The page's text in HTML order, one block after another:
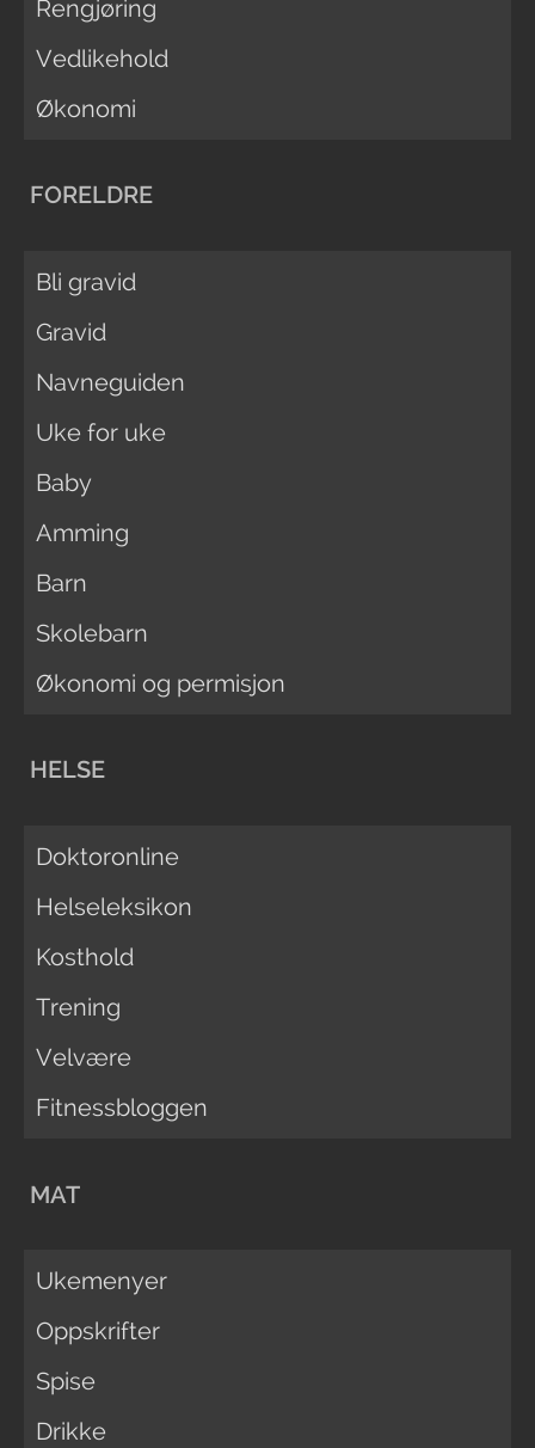
Rengjøring
Vedlikehold
Økonomi
FORELDRE
Bli gravid
Gravid
Navneguiden
Uke for uke
Baby
Amming
Barn
Skolebarn
Økonomi og permisjon
HELSE
Doktoronline
Helseleksikon
Kosthold
Trening
Velvære
Fitnessbloggen
MAT
Ukemenyer
Oppskrifter
Spise
Drikke